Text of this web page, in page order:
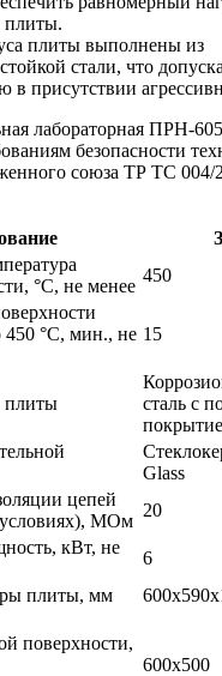
плиты.
плиты выполнены из
стали, что
в присутствии
лабораторная ПРН-
безопасности
союза ТР ТС
°С, не менее
450
450 °С, мин., не 15
плиты
сталь с
Glass
цепей
МОм
20
кВт, не
6
плиты, мм
поверхности,
600х500